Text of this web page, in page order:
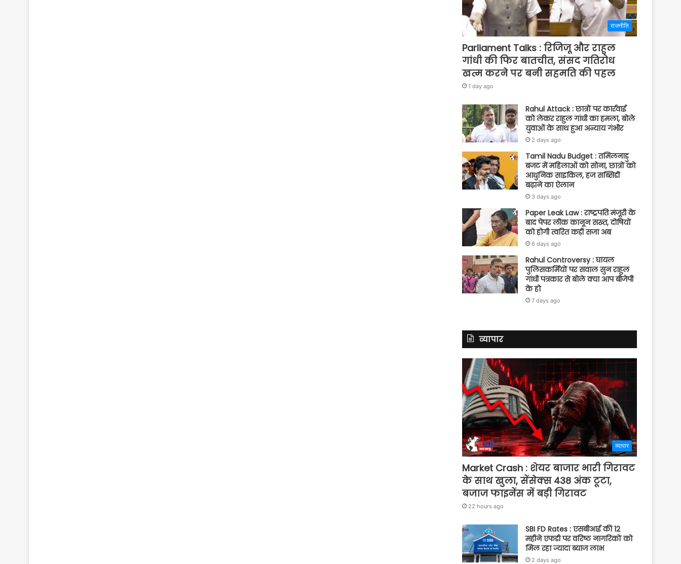
राजनीति
Parliament Talks : रिजिजू और राहुल
गांधी की फिर बातचीत, संसद गतिरोध
खत्म करने पर बनी सहमति की पहल
1 day ago
Rahul Attack : छात्रों पर कार्रवाई
को लेकर राहुल गांधी का हमला, बोले
युवाओं के साथ हुआ अन्याय गंभीर
2 days ago
Tamil Nadu Budget : तमिलनाडु
बजट में महिलाओं को सोना, छात्रों को
आधुनिक साइकिल, हज सब्सिडी
बढ़ाने का ऐलान
3 days ago
Paper Leak Law : राष्ट्रपति मंजूरी के
बाद पेपर लीक कानून सख्त, दोषियों
को होगी त्वरित कड़ी सजा अब
6 days ago
Rahul Controversy : घायल
पुलिसकर्मियों पर सवाल सुन राहुल
गांधी पत्रकार से बोले क्या आप बीजेपी
के हो
7 days ago
व्यापार
व्यापार
Market Crash : शेयर बाजार भारी गिरावट
के साथ खुला, सेंसेक्स 438 अंक टूटा,
बजाज फाइनेंस में बड़ी गिरावट
22 hours ago
SBI FD Rates : एसबीआई की 12
महीने एफडी पर वरिष्ठ नागरिकों को
मिल रहा ज्यादा ब्याज लाभ
2 days ago